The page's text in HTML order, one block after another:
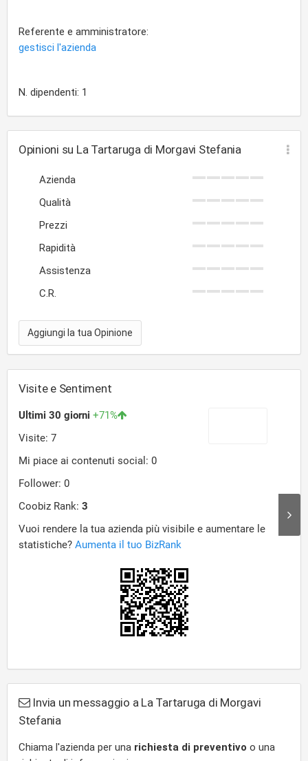
Referente e amministratore:
gestisci l'azienda
N. dipendenti: 1
Opinioni su La Tartaruga di Morgavi Stefania
Azienda
Qualità
Prezzi
Rapidità
Assistenza
C.R.
Aggiungi la tua Opinione
Visite e Sentiment
Invia un messaggio a La Tartaruga di Morgavi
Stefania
Chiama l'azienda per una richiesta di preventivo o una